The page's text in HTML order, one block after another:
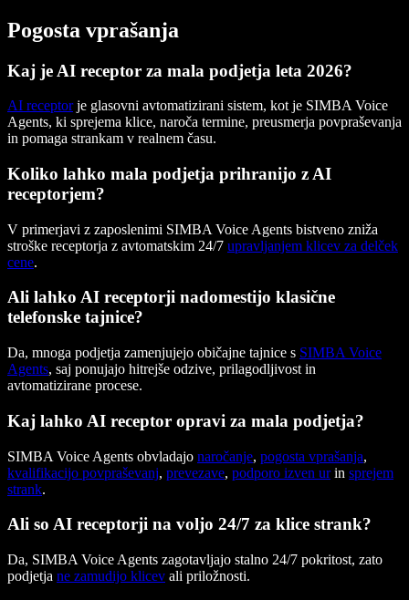
Pogosta vprašanja
Kaj je AI receptor za mala podjetja leta 2026?
AI receptorje glasovni avtomatizirani sistem, kot je SIMBA Voice
Agents, ki sprejema klice, naroča termine, preusmerja povpraševanja
in pomaga strankam v realnem času.
Koliko lahko mala podjetja prihranijo z AI
receptorjem?
V primerjavi z zaposlenimi SIMBA Voice Agents bistveno zniža
stroške receptorja z avtomatskim 24/7 upravljanjem klicev za delček
cene.
Ali lahko AI receptorji nadomestijo klasične
telefonske tajnice?
Da, mnoga podjetja zamenjujejo običajne tajnice s SIMBA Voice
Agents, saj ponujajo hitrejše odzive, prilagodljivost in
avtomatizirane procese.
Kaj lahko AI receptor opravi za mala podjetja?
SIMBA Voice Agents obvladajo naročanje, pogosta vprašanja,
kvalifikacijo povpraševanj, prevezave, podporo izven urin sprejem
strank.
Ali so AI receptorji na voljo 24/7 za klice strank?
Da, SIMBA Voice Agents zagotavljajo stalno 24/7 pokritost, zato
podjetja ne zamudijo klicev ali priložnosti.